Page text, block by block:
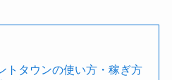
トタウンの使い方・稼ぎ方